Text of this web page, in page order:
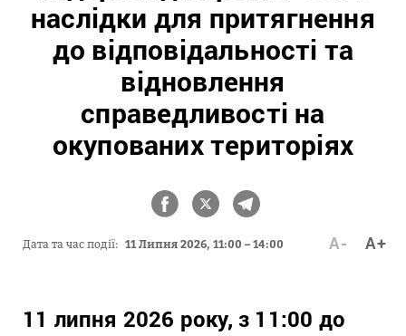
наслідки для притягнення
до відповідальності та
відновлення
справедливості на
окупованих територіях
Дата та час події: 11 Липня 2026, 11:00 – 14:00 A+
A-
11 липня 2026 року, з 11:00 до